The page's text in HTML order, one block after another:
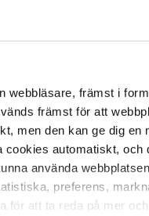
webbläsare, främst i
främst för att
men den kan ge dig en
automatiskt, och
använda
preferens,
för att ta reda på mer